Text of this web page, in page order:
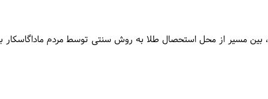
مسیر از محل استحصال طلا به روش سنتی توسط مردم ماداگاسکار